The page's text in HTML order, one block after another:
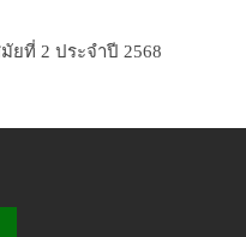
ยที่ 2 ประจำปี 2568